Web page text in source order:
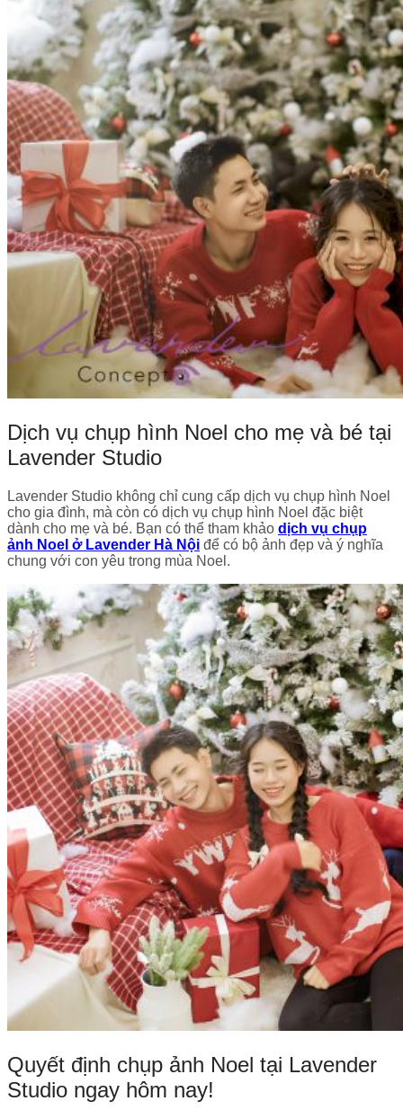
Dịch vụ chụp hình Noel cho mẹ và bé tại
Lavender Studio
Lavender Studio không chỉ cung cấp dịch vụ chụp hình Noel
cho gia đình, mà còn có dịch vụ chụp hình Noel đặc biệt
dành cho mẹ và bé. Bạn có thể tham khảo dịch vụ chụp
ảnh Noel ở Lavender Hà Nội để có bộ ảnh đẹp và ý nghĩa
chung với con yêu trong mùa Noel.
Quyết định chụp ảnh Noel tại Lavender
Studio ngay hôm nay!